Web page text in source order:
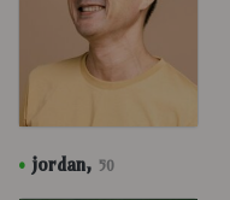
• jordan, 50